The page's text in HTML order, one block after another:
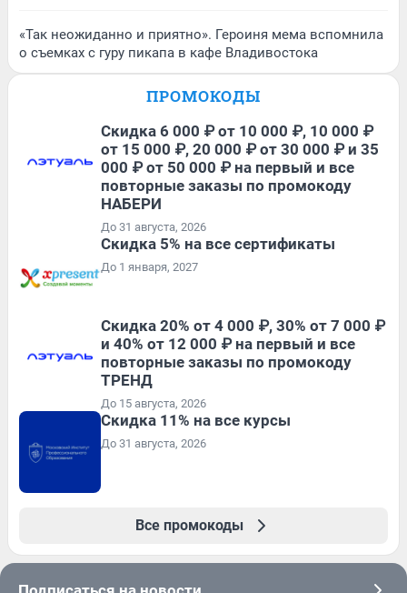
«Так неожиданно и приятно». Героиня мема вспомнила
о съемках с гуру пикапа в кафе Владивостока
ПРОМОКОДЫ
Скидка 6 000 ₽ от 10 000 ₽, 10 000 ₽
от 15 000 ₽, 20 000 ₽ от 30 000 ₽ и 35
000 ₽ от 50 000 ₽ на первый и все
повторные заказы по промокоду
НАБЕРИ
До 31 августа, 2026
Скидка 5% на все сертификаты
До 1 января, 2027
Скидка 20% от 4 000 ₽, 30% от 7 000 ₽
и 40% от 12 000 ₽ на первый и все
повторные заказы по промокоду
ТРЕНД
До 15 августа, 2026
Скидка 11% на все курсы
До 31 августа, 2026
Все промокоды